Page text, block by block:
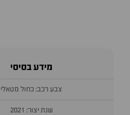
מידע בסיסי
צבע רכב: כחול מטאלי
שנת יצור: 2021